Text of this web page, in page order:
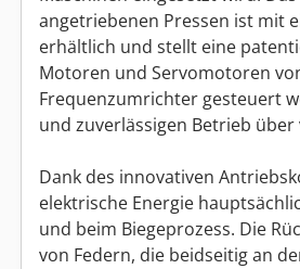
angetriebenen Pressen ist mit
erhältlich und stellt eine
Motoren und Servomotoren
Frequenzumrichter gesteuert
und zuverlässigen Betrieb
Dank des innovativen
elektrische Energie
und beim Biegeprozess. Die
von Federn, die beidseitig an